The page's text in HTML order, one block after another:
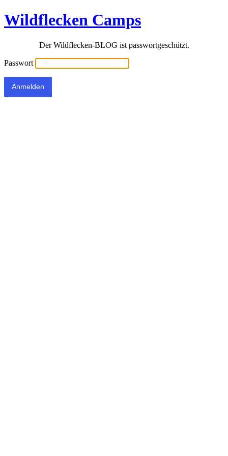
Wildflecken Camps
Der Wildflecken-BLOG ist passwortgeschützt.
Passwort